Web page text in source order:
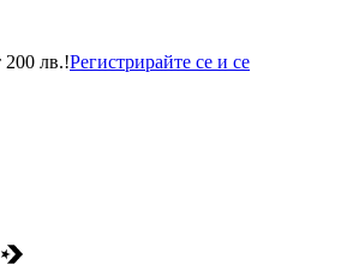
200 лв.!Регистрирайте се и се